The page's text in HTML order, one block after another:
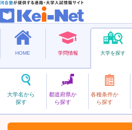
HOME 学問情報 大学を探す
大学名から
探す
都道府県か
ら探す
各種条件か
ら探す
私立
しょうなんいりょう
湘南医療大学